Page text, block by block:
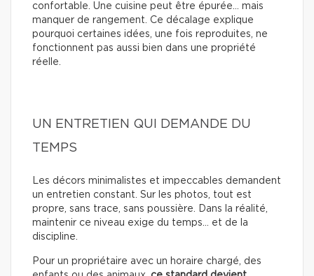
confortable. Une cuisine peut être épurée… mais
manquer de rangement. Ce décalage explique
pourquoi certaines idées, une fois reproduites, ne
fonctionnent pas aussi bien dans une propriété
réelle.
UN ENTRETIEN QUI DEMANDE DU
TEMPS
Les décors minimalistes et impeccables demandent
un entretien constant. Sur les photos, tout est
propre, sans trace, sans poussière. Dans la réalité,
maintenir ce niveau exige du temps… et de la
discipline.
Pour un propriétaire avec un horaire chargé, des